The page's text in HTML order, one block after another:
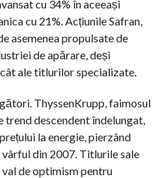
cu 34% în aceeași
cu 21%. Acțiunile Safran,
asemenea propulsate de
de apărare, deși
ale titlurilor specializate.
ThyssenKrupp, faimosul
descendent îndelungat,
la energie, pierzând
din 2007. Titlurile sale
val de optimism pentru